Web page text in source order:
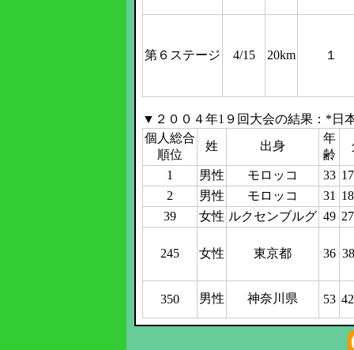
第６ステージ 4/15 20km １
▼２００４年1９回大会の結果：*日
個人総合
順位
姓 出身
年
齢
1 男性 モロッコ 33
2
男性 モロッコ 31
39
女性 ルクセンブルグ 49
245 女性 東京都 36
350 男性 神奈川県 53